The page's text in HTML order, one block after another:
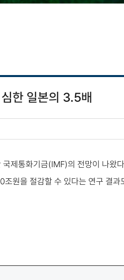
한 일본의 3.5배
제통화기금(IMF)의 전망이 나왔
원을 절감할 수 있다는 연구 결과